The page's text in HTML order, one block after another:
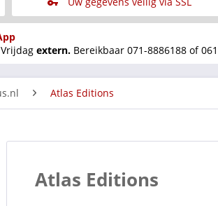
extern. Bereikbaar 071-8886188 of
Atlas Editions
Atlas Editions